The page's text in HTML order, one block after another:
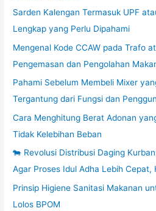
Sarden Kalengan Termasuk UPF
Lengkap yang Perlu Dipahami
Mengenal Kode CCAW pada Trafo
Pengemasan dan Pengolahan
Pahami Sebelum Membeli Mixer
Tergantung dari Fungsi dan
Cara Menghitung Berat Adonan
Tidak Kelebihan Beban
🐄 Revolusi Distribusi Daging
Agar Proses Idul Adha Lebih Cepat,
Prinsip Higiene Sanitasi Makanan
Lolos BPOM